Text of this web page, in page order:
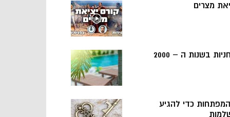
מצרים
בשנות ה – 2000
5 המפתחות כדי להגיע